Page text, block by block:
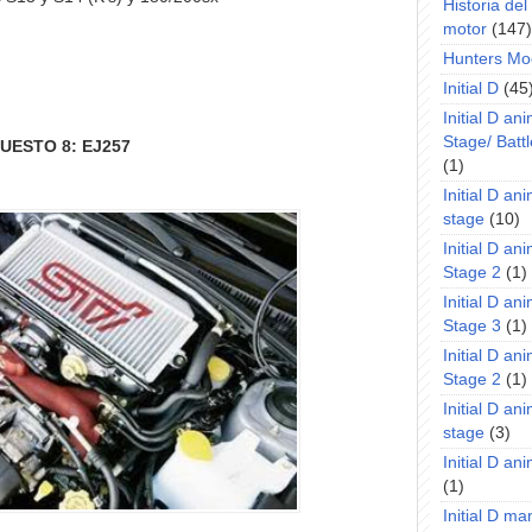
8: EJ257
Historia
motor (147)
Hunters
Initial D
Initial D
Stage/
(1)
Initial D
stage (10)
Initial D
Stage 2 (1)
Initial D
Stage 3 (1)
Initial D
Stage 2 (1)
Initial D
stage (3)
Initial D
(1)
Initial D